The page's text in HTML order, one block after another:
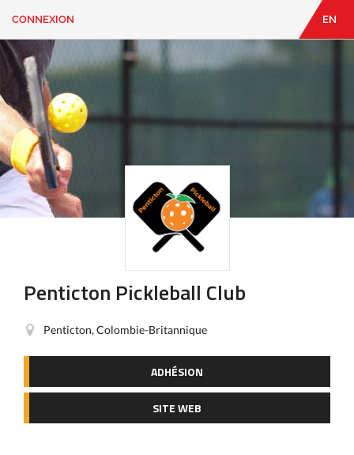
CONNEXION
CONTACT
Vous
cherchez
quelque
chose?
CONNEXION EN
Penticton Pickleball Club
Penticton, Colombie-Britannique
ADHÉSION
SITE WEB